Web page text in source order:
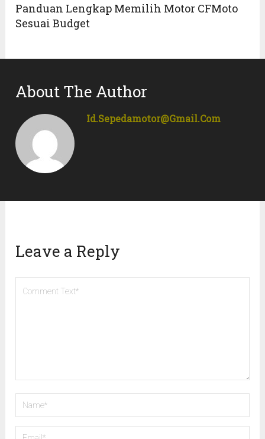
Panduan Lengkap Memilih Motor CFMoto
Sesuai Budget
About The Author
Id.sepedamotor@gmail.com
Leave a Reply